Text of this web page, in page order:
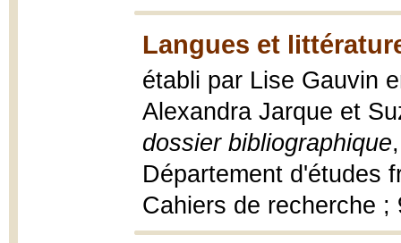
Langues et
établi par Lise Gauvin
Alexandra Jarque et
dossier bibliographique
Département d'études
Cahiers de recherche ;